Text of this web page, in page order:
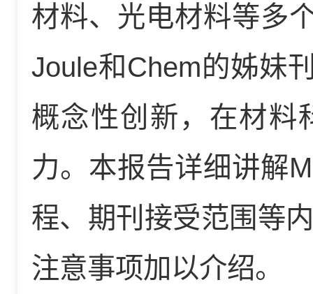
材料、光电材料等多
Joule和Chem的姊妹
概念性创新，在材料
力。本报告详细讲解
程、期刊接受范围等
注意事项加以介绍。